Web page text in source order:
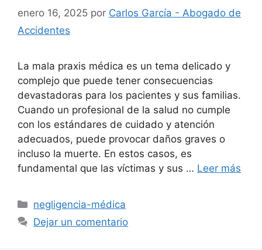
enero 16, 2025 por Carlos García - Abogado de
Accidentes
La mala praxis médica es un tema delicado y
complejo que puede tener consecuencias
devastadoras para los pacientes y sus familias.
Cuando un profesional de la salud no cumple
con los estándares de cuidado y atención
adecuados, puede provocar daños graves o
incluso la muerte. En estos casos, es
fundamental que las víctimas y sus … Leer más
Categorías
negligencia-médica
Dejar un comentario